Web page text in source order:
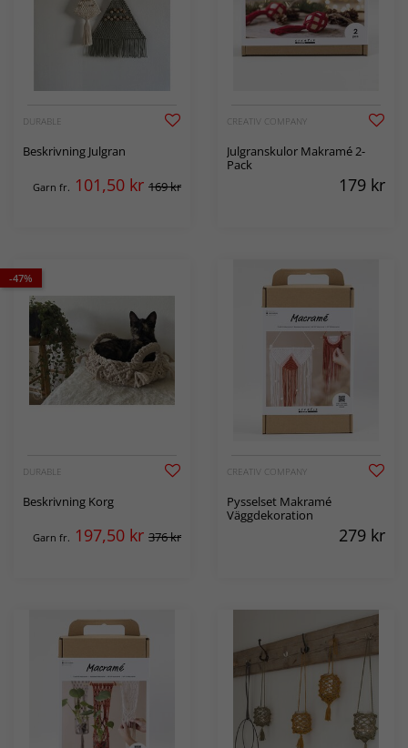
DURABLE
Beskrivning Julgran
Garn fr. 101,50 kr 169 kr
CREATIV COMPANY
Julgranskulor Makramé 2-
Pack
179 kr
-47%
DURABLE
Beskrivning Korg
Garn fr. 197,50 kr 376 kr
CREATIV COMPANY
Pysselset Makramé
Väggdekoration
279 kr